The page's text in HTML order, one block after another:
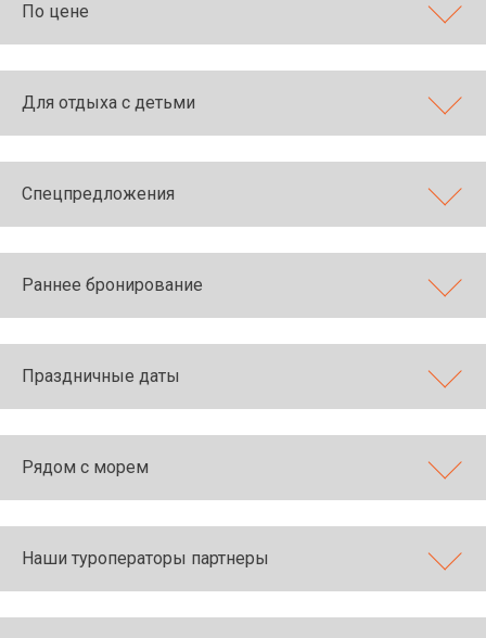
По цене
Для отдыха с детьми
Спецпредложения
Раннее бронирование
Праздничные даты
Рядом с морем
Наши туроператоры партнеры